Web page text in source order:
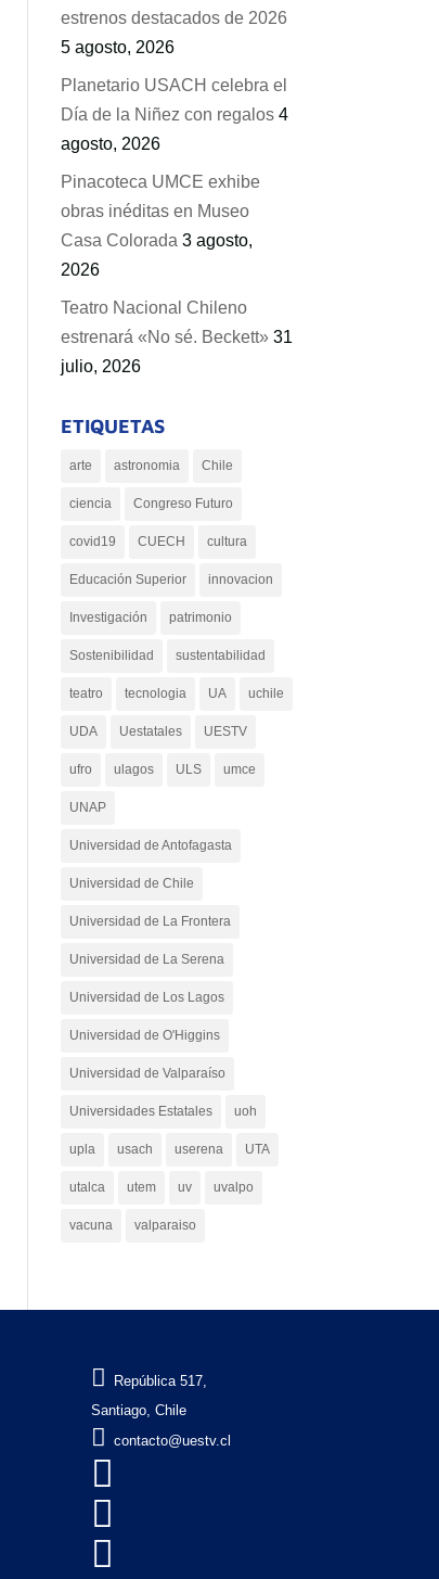
estrenos destacados de 2026
5 agosto, 2026
Planetario USACH celebra el
Día de la Niñez con regalos 4
agosto, 2026
Pinacoteca UMCE exhibe
obras inéditas en Museo
Casa Colorada 3 agosto,
2026
Teatro Nacional Chileno
estrenará «No sé. Beckett» 31
julio, 2026
ETIQUETAS
arte astronomia Chile
ciencia Congreso Futuro
covid19 CUECH cultura
Educación Superior innovacion
Investigación patrimonio
Sostenibilidad sustentabilidad
teatro tecnologia UA uchile
UDA Uestatales UESTV
ufro ulagos ULS umce
UNAP
Universidad de Antofagasta
Universidad de Chile
Universidad de La Frontera
Universidad de La Serena
Universidad de Los Lagos
Universidad de O'Higgins
Universidad de Valparaíso
Universidades Estatales uoh
upla usach userena UTA
utalca utem uv uvalpo
vacuna valparaiso

República 517,
Santiago, Chile
 contacto@uestv.cl


